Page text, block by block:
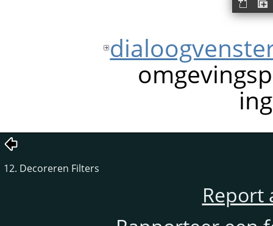
12. Decoreren Filters
Report